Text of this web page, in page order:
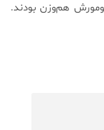
هم‌وزن بودند.